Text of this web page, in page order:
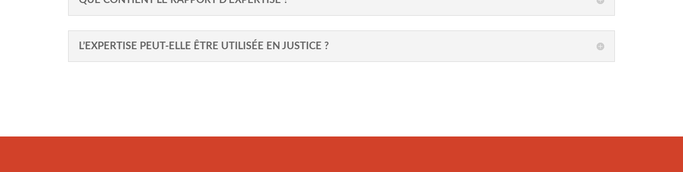
L’EXPERTISE PEUT-ELLE ÊTRE UTILISÉE EN JUSTICE ?